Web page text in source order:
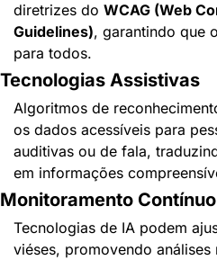
diretrizes do WCAG (Web
Guidelines), garantindo que
para todos.
Tecnologias Assistivas
Algoritmos de
os dados acessíveis para
auditivas ou de fala,
em informações
Monitoramento
Tecnologias de IA podem
viéses, promovendo análises